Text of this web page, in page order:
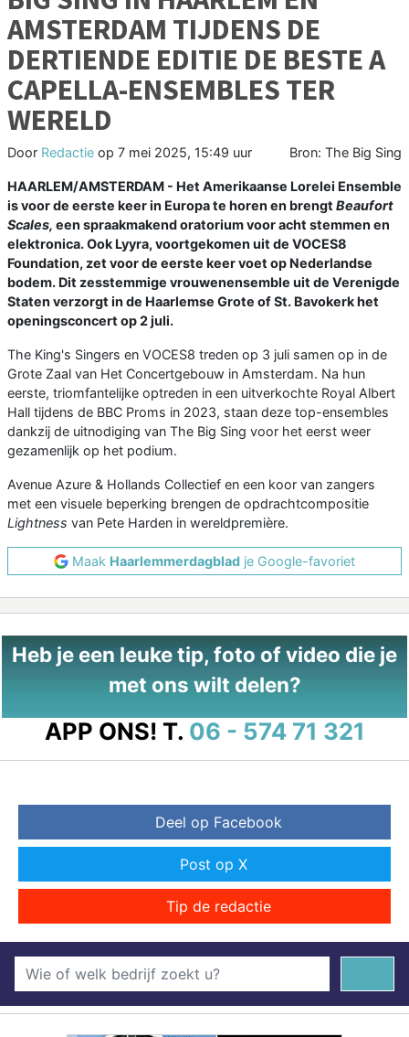
AMSTERDAM TIJDENS DE
DERTIENDE EDITIE DE BESTE A
CAPELLA-ENSEMBLES TER
WERELD
Door Redactie op 7 mei 2025, 15:49 uur Bron: The Big Sing
HAARLEM/AMSTERDAM - Het Amerikaanse Lorelei Ensemble
is voor de eerste keer in Europa te horen en brengt Beaufort
Scales, een spraakmakend oratorium voor acht stemmen en
elektronica. Ook Lyyra, voortgekomen uit de VOCES8
Foundation, zet voor de eerste keer voet op Nederlandse
bodem. Dit zesstemmige vrouwenensemble uit de Verenigde
Staten verzorgt in de Haarlemse Grote of St. Bavokerk het
openingsconcert op 2 juli.
The King's Singers en VOCES8 treden op 3 juli samen op in de
Grote Zaal van Het Concertgebouw in Amsterdam. Na hun
eerste, triomfantelijke optreden in een uitverkochte Royal Albert
Hall tijdens de BBC Proms in 2023, staan deze top-ensembles
dankzij de uitnodiging van The Big Sing voor het eerst weer
gezamenlijk op het podium.
Avenue Azure & Hollands Collectief en een koor van zangers
met een visuele beperking brengen de opdrachtcompositie
Lightness van Pete Harden in wereldpremière.
Maak Haarlemmerdagblad je Google-favoriet
Heb je een leuke tip, foto of video die je
met ons wilt delen?
APP ONS! T. 06 - 574 71 321
Deel op Facebook
Post op X
Tip de redactie